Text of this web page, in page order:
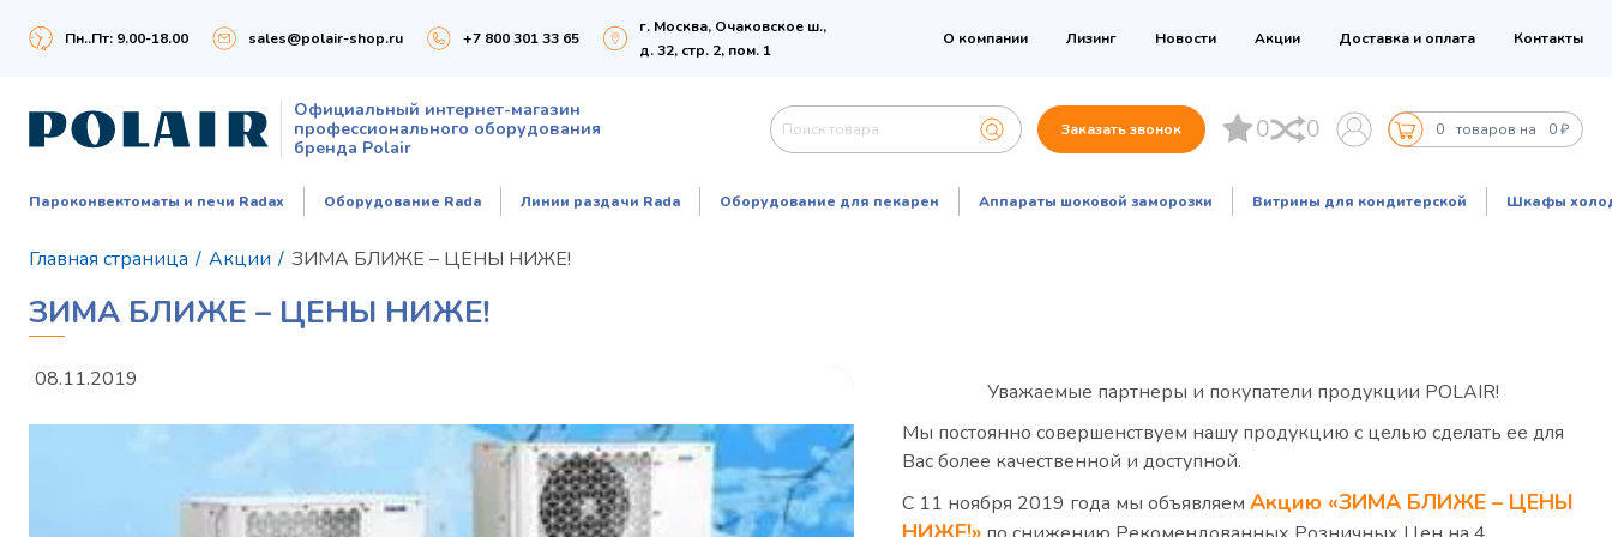
Пн..Пт: 9.00-18.00 sales@polair-shop.ru +7 800 301 33 65
г. Москва, Очаковское ш.,
д. 32, стр. 2, пом. 1
О компании Лизинг Новости Акции Доставка и оплата Контакты
Официальный интернет-магазин
профессионального оборудования
бренда Polair
Заказать звонок 0 0 0 товаров на 0 ₽
Пароконвектоматы и печи Radax Оборудование Rada Линии раздачи Rada Оборудование для пекарен Аппараты шоковой заморозки Витрины для кондитерской Шкафы
Главная страница / Акции / ЗИМА БЛИЖЕ – ЦЕНЫ НИЖЕ!
ЗИМА БЛИЖЕ – ЦЕНЫ НИЖЕ!
08.11.2019
Уважаемые партнеры и покупатели продукции POLAIR!
Мы постоянно совершенствуем нашу продукцию с целью сделать ее для
Вас более качественной и доступной.
С 11 ноября 2019 года мы объявляем Акцию «ЗИМА БЛИЖЕ – ЦЕНЫ